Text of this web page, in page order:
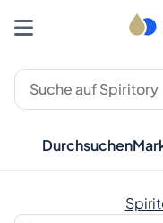
Durchsuchen